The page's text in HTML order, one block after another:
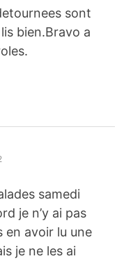
sont
bien.Bravo a
samedi
je n’y ai pas
en avoir lu une
je ne les ai